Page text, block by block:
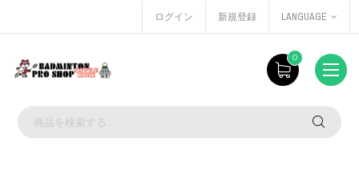
ログイン 新規登録 LANGUAGE
0